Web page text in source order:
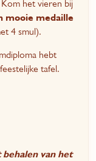
het vieren bij
mooie medaille
4 smul).
hebt
tafel.
behalen van het